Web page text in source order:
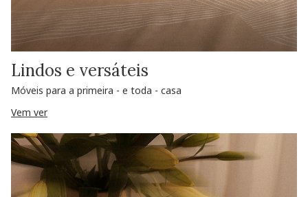
Lindos e versáteis
Móveis para a primeira - e toda - casa
Vem ver